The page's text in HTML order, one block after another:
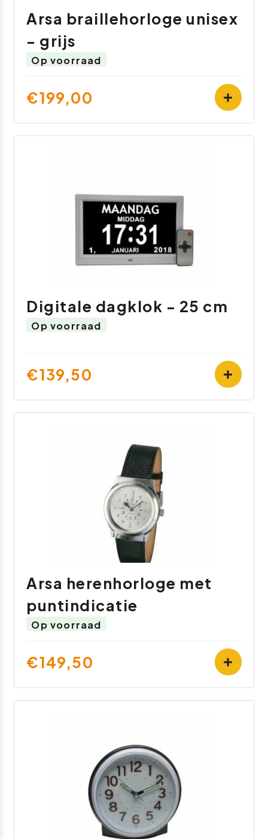
Arsa braillehorloge unisex
- grijs
Op voorraad
€199,00
Digitale dagklok - 25 cm
Op voorraad
€139,50
Arsa herenhorloge met
puntindicatie
Op voorraad
€149,50